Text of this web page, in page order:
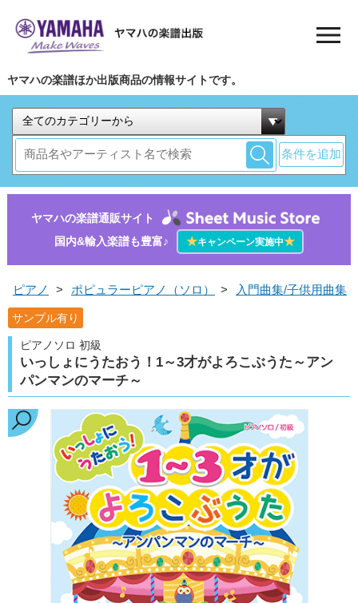
ヤマハの楽譜ほか出版商品の情報サイトです。
条件を追加
ヤマハの楽譜通販サイト
国内&輸入楽譜も豊富♪
★キャンペーン実施中★
ピアノ > ポピュラーピアノ（ソロ） > 入門曲集/子供用曲集
サンプル有り
ピアノソロ 初級
いっしょにうたおう！1～3才がよろこぶうた～アン
パンマンのマーチ～